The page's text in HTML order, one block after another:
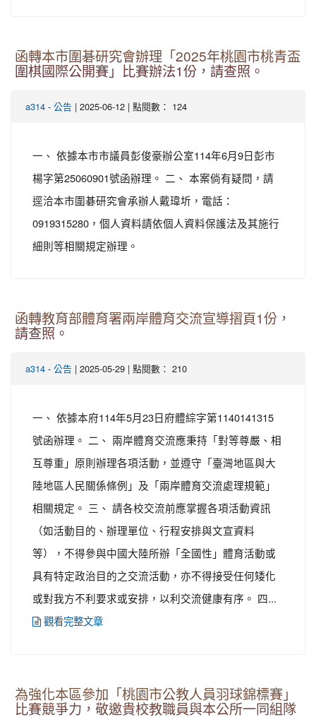
函轉本市圍碁研究會辦理「2025年桃園市桃青盃
圍棋國際公開賽」比賽辦法1份，請查照。
a314 - 公告 | 2025-06-12 | 點閱數： 124
一、 依據本市市議員彭俊豪辦公室114年6月9日彭市
楊字第25060901號函辦理。 二、 本案倘有疑問，請
逕洽本市圍碁研究會承辦人戴瑋圻，電話：
0919315280，個人資料請依個人資料保護法及其施行
細則等相關規定辦理。
函轉教育部體育署兩岸體育交流宣導摺頁1份，
請查照。
a314 - 公告 | 2025-05-29 | 點閱數： 210
一、 依據本府114年5月23日府體綜字第1140141315
號函辦理。 二、 兩岸體育交流應秉持「對等尊嚴、相
互尊重」原則辦理各項活動，並遵守「臺灣地區與大
陸地區人民關係條例」及「兩岸體育交流處理規範」
相關規定。 三、 請各校交流前應掌握各項活動資訊
（如活動目的、辦理單位、行程安排與文宣資料
等），不得參與中國大陸所辦「全國性」體育活動或
具有特定政治目的之交流活動，亦不得接受任何矮化
或對我方不利要求或安排，以利交流健康有序。 四...
觀看完整文章
為強化本區參加「桃園市公教人員羽球錦標賽」
比賽競爭力，敬邀貴校教職員與本公所一同組隊